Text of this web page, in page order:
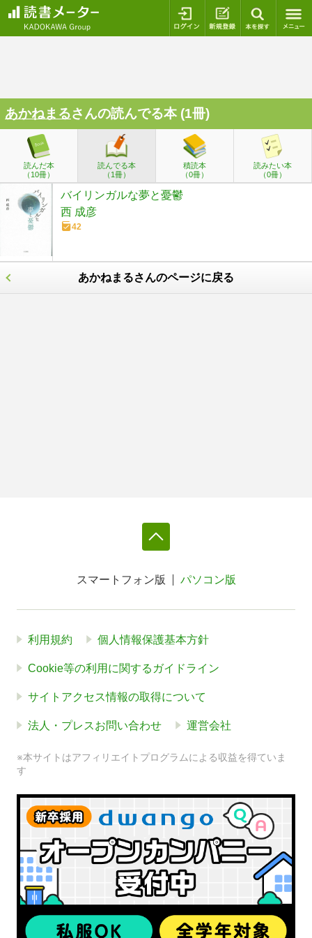
ログイン 新規登録
あかねまるさんの読んでる本 (1冊)
読んだ本
（10冊）
読んでる本
（1冊）
積読本
（0冊）
読みたい本
（0冊）
バイリンガルな夢と憂鬱
西 成彦
42
あかねまるさんのページに戻る
スマートフォン版 パソコン版
利用規約 個人情報保護基本方針
Cookie等の利用に関するガイドライン
サイトアクセス情報の取得について
法人・プレスお問い合わせ 運営会社
※本サイトはアフィリエイトプログラムによる収益を得ていま
す